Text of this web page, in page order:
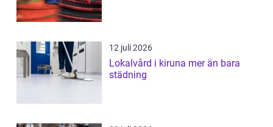
12 juli 2026
Lokalvård i kiruna mer än bara
städning